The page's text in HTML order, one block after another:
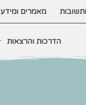
מאמרים ומידע
הדרכות והרצאות